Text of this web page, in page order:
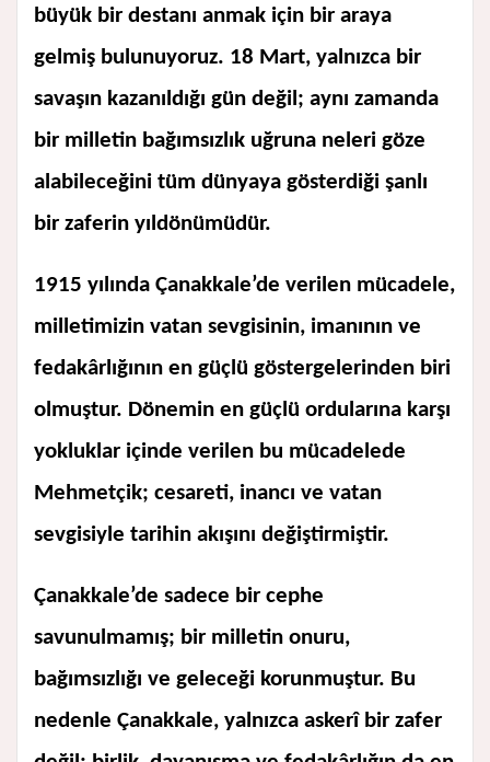
büyük bir destanı anmak için bir araya
gelmiş bulunuyoruz. 18 Mart, yalnızca bir
savaşın kazanıldığı gün değil; aynı zamanda
bir milletin bağımsızlık uğruna neleri göze
alabileceğini tüm dünyaya gösterdiği şanlı
bir zaferin yıldönümüdür.
1915 yılında Çanakkale’de verilen mücadele,
milletimizin vatan sevgisinin, imanının ve
fedakârlığının en güçlü göstergelerinden biri
olmuştur. Dönemin en güçlü ordularına karşı
yokluklar içinde verilen bu mücadelede
Mehmetçik; cesareti, inancı ve vatan
sevgisiyle tarihin akışını değiştirmiştir.
Çanakkale’de sadece bir cephe
savunulmamış; bir milletin onuru,
bağımsızlığı ve geleceği korunmuştur. Bu
nedenle Çanakkale, yalnızca askerî bir zafer